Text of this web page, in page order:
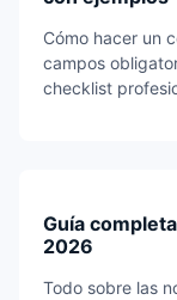
Cómo hacer un
campos
checklist
Guía
2026
Todo sobre las